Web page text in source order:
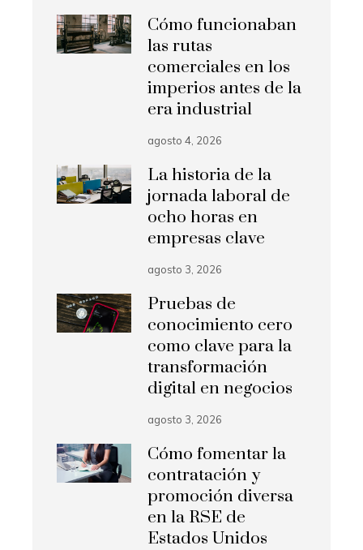
Cómo funcionaban
las rutas
comerciales en los
imperios antes de la
era industrial
agosto 4, 2026
La historia de la
jornada laboral de
ocho horas en
empresas clave
agosto 3, 2026
Pruebas de
conocimiento cero
como clave para la
transformación
digital en negocios
agosto 3, 2026
Cómo fomentar la
contratación y
promoción diversa
en la RSE de
Estados Unidos